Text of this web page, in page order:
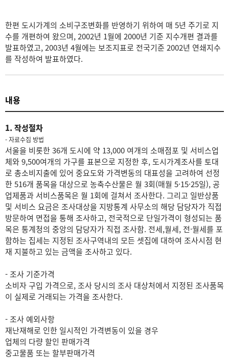
한편 도시가계의 소비구조변화를 반영하기 위하여 매 5년 주기로 지
수를 개편하여 왔으며, 2002년 1월에 2000년 기준 지수개편 결과를
발표하였고, 2003년 4월에는 보조지표로 전국기준 2002년 연쇄지수
를 작성하여 발표하였다.
내용
1. 작성절차
- 자료수집 방법
서울을 비롯한 36개 도시에 약 13,000 여개의 소매점포 및 서비스업
체와 9,500여개의 가구를 표본으로 지정한 후, 도시가계조사를 토대
로 총소비지출에 있어 중요도와 가격변동의 대표성을 고려하여 선정
한 516개 품목을 대상으로 농축수산물은 월 3회(매월 5·15·25일), 공
업제품과 서비스품목은 월 1회에 걸쳐서 조사한다. 그리고 일반상품
및 서비스 요금은 조사대상을 지방통계 사무소의 해당 담당자가 직접
방문하여 면접을 통해 조사하고, 전국적으로 단일가격이 형성되는 품
목은 통계청의 중앙의 담당자가 직접 조사함. 전세,월세, 전·월세를 포
함하는 집세는 지정된 조사구역내의 모든 셋집에 대하여 조사시점 현
재 지불하고 있는 금액을 조사하고 있다.
- 조사 기준가격
소비자 구입 가격으로, 조사 당시의 조사 대상처에서 지정된 조사품목
이 실제로 거래되는 가격을 조사한다.
- 조사 예외사항
재난재해로 인한 일시적인 가격변동이 있을 경우
업체의 다량 할인 판매가격
중고물품 또는 할부판매가격